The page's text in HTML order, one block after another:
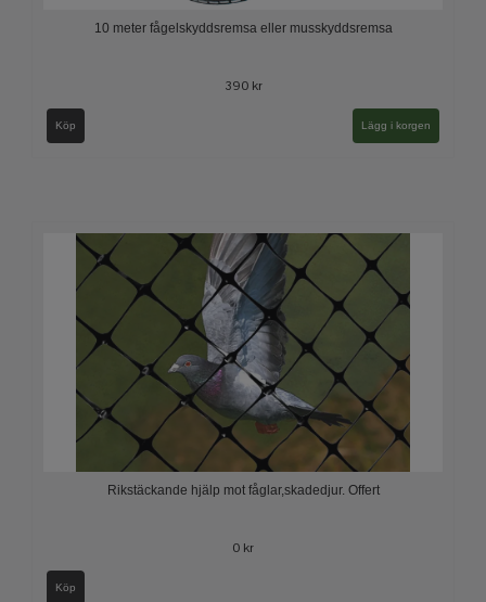
10 meter fågelskyddsremsa eller musskyddsremsa
390 kr
Köp Lägg i korgen
Rikstäckande hjälp mot fåglar,skadedjur. Offert
0 kr
Köp